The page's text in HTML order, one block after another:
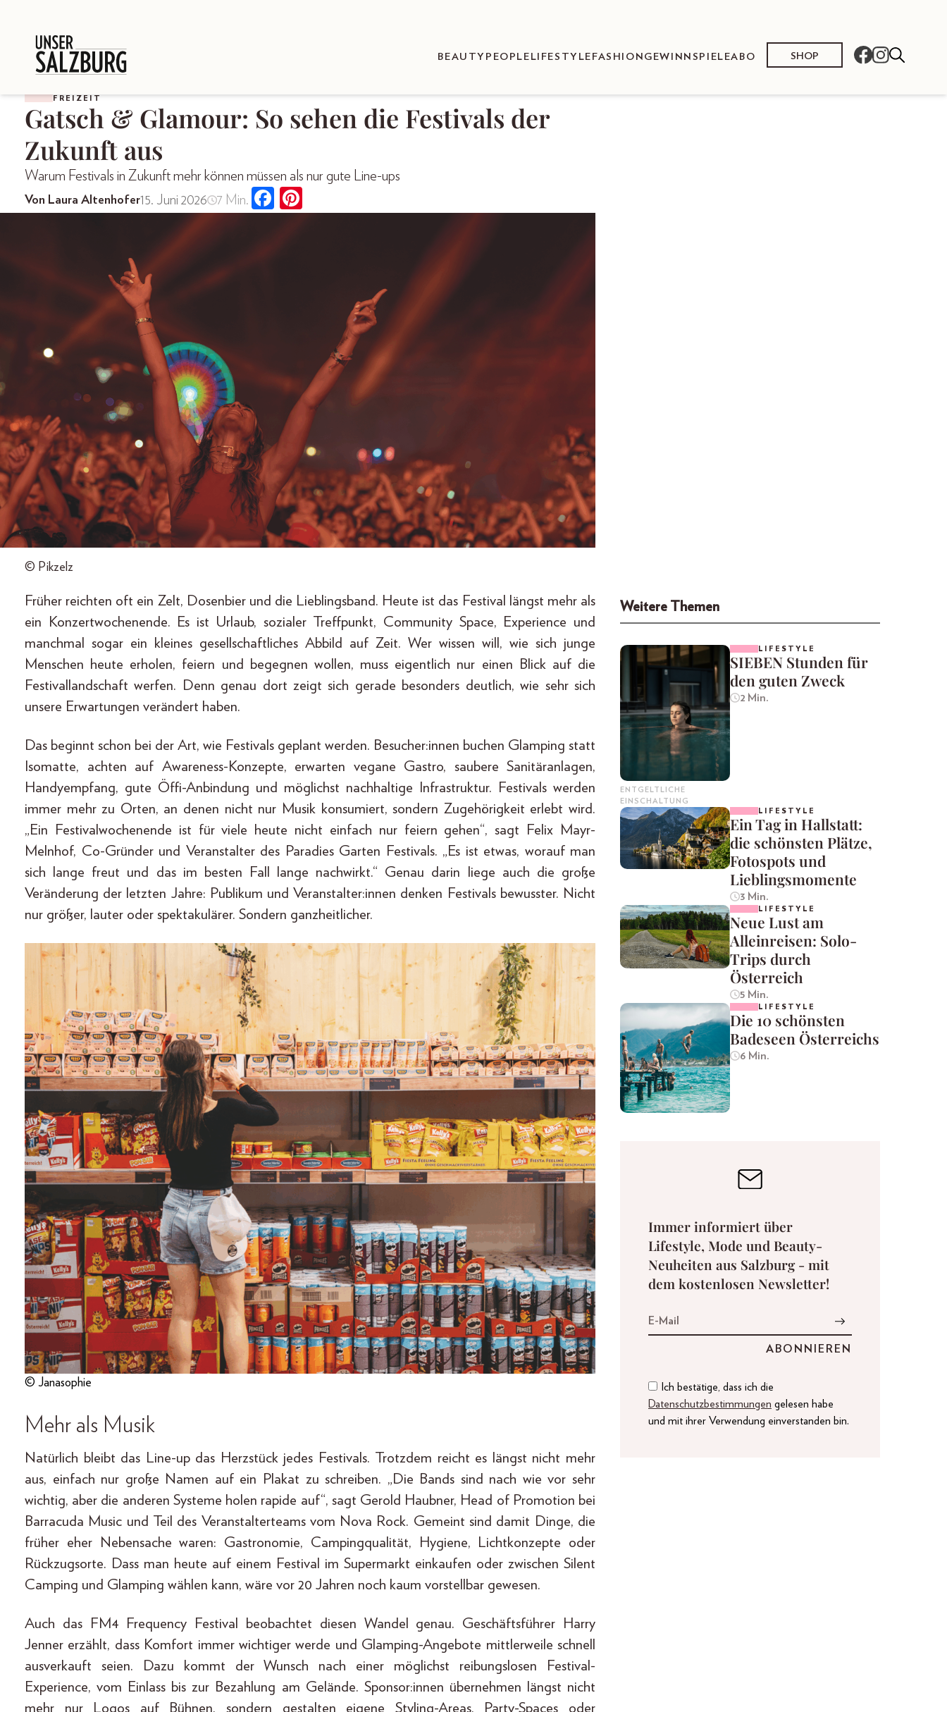
BEAUTY PEOPLE LIFESTYLE FASHION GEWINNSPIELEABO SHOP
FREIZEIT
Gatsch & Glamour: So sehen die Festivals der
Zukunft aus
Warum Festivals in Zukunft mehr können müssen als nur gute Line-ups
Von Laura Altenhofer15. Juni 2026 7 Min.
© Pikzelz
Früher reichten oft ein Zelt, Dosenbier und die Lieblingsband. Heute ist das Festival längst mehr als
ein Konzertwochenende. Es ist Urlaub, sozialer Treffpunkt, Community Space, Experience und
manchmal sogar ein kleines gesellschaftliches Abbild auf Zeit. Wer wissen will, wie sich junge
Menschen heute erholen, feiern und begegnen wollen, muss eigentlich nur einen Blick auf die
Festivallandschaft werfen. Denn genau dort zeigt sich gerade besonders deutlich, wie sehr sich
unsere Erwartungen verändert haben.
Das beginnt schon bei der Art, wie Festivals geplant werden. Besucher:innen buchen Glamping statt
Isomatte, achten auf Awareness-Konzepte, erwarten vegane Gastro, saubere Sanitäranlagen,
Handyempfang, gute Öffi-Anbindung und möglichst nachhaltige Infrastruktur. Festivals werden
immer mehr zu Orten, an denen nicht nur Musik konsumiert, sondern Zugehörigkeit erlebt wird.
„Ein Festivalwochenende ist für viele heute nicht einfach nur feiern gehen“, sagt Felix Mayr-
Melnhof, Co-Gründer und Veranstalter des Paradies Garten Festivals. „Es ist etwas, worauf man
sich lange freut und das im besten Fall lange nachwirkt.“ Genau darin liege auch die große
Veränderung der letzten Jahre: Publikum und Veranstalter:innen denken Festivals bewusster. Nicht
nur größer, lauter oder spektakulärer. Sondern ganzheitlicher.
© Janasophie
Mehr als Musik
Natürlich bleibt das Line-up das Herzstück jedes Festivals. Trotzdem reicht es längst nicht mehr
aus, einfach nur große Namen auf ein Plakat zu schreiben. „Die Bands sind nach wie vor sehr
wichtig, aber die anderen Systeme holen rapide auf“, sagt Gerold Haubner, Head of Promotion bei
Barracuda Music und Teil des Veranstalterteams vom Nova Rock. Gemeint sind damit Dinge, die
früher eher Nebensache waren: Gastronomie, Campingqualität, Hygiene, Lichtkonzepte oder
Rückzugsorte. Dass man heute auf einem Festival im Supermarkt einkaufen oder zwischen Silent
Camping und Glamping wählen kann, wäre vor 20 Jahren noch kaum vorstellbar gewesen.
Auch das FM4 Frequency Festival beobachtet diesen Wandel genau. Geschäftsführer Harry
Jenner erzählt, dass Komfort immer wichtiger werde und Glamping-Angebote mittlerweile schnell
ausverkauft seien. Dazu kommt der Wunsch nach einer möglichst reibungslosen Festival-
Experience, vom Einlass bis zur Bezahlung am Gelände. Sponsor:innen übernehmen längst nicht
mehr nur Logos auf Bühnen, sondern gestalten eigene Styling-Areas, Party-Spaces oder
Weitere Themen
ENTGELTLICHE
EINSCHALTUNG
LIFESTYLE
SIEBEN Stunden für
den guten Zweck
2 Min.
LIFESTYLE
Ein Tag in Hallstatt:
die schönsten Plätze,
Fotospots und
Lieblingsmomente
3 Min.
LIFESTYLE
Neue Lust am
Alleinreisen: Solo-
Trips durch
Österreich
5 Min.
LIFESTYLE
Die 10 schönsten
Badeseen Österreichs
6 Min.
Immer informiert über
Lifestyle, Mode und Beauty-
Neuheiten aus Salzburg - mit
dem kostenlosen Newsletter!
Ich bestätige, dass ich die
Datenschutzbestimmungen gelesen habe
und mit ihrer Verwendung einverstanden bin.